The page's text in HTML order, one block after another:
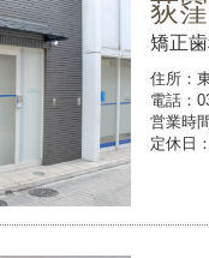
荻
矯正
住所：
電話：
営業時
定休日